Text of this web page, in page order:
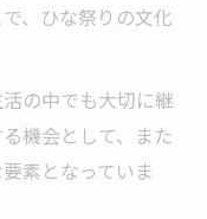
、ひな祭りの文化
の中でも大切に継
機会として、また
素となっていま